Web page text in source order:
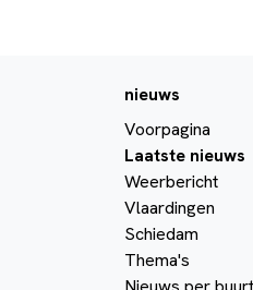
nieuws
Voorpagina
Laatste nieuws
Weerbericht
Vlaardingen
Schiedam
Thema's